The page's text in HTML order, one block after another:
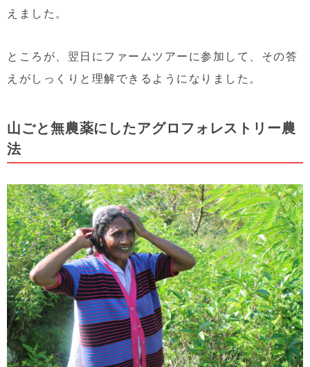
えました。
ところが、翌日にファームツアーに参加して、その答
えがしっくりと理解できるようになりました。
山ごと無農薬にしたアグロフォレストリー農
法